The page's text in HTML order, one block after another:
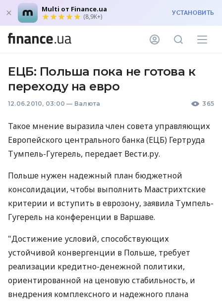
Multi от Finance.ua
(8,9K+) УСТАНОВИТЬ
ЕЦБ: Польша пока не готова к
переходу на евро
12.06.2010, 03:00 — Валюта 365
Такое мнение выразила член совета управляющих
Европейского центрального банка (ЕЦБ) Гертруда
Тумпель-Гугерель, передает Вести.ру.
Польше нужен надежный план бюджетной
консолидации, чтобы выполнить Маастрихтские
критерии и вступить в еврозону, заявила Тумпель-
Гугерель на конференции в Варшаве.
"Достижение условий, способствующих
устойчивой конвергенции в Польше, требует
реализации кредитно-денежной политики,
ориентированной на ценовую стабильность, и
внедрения комплексного и надежного плана